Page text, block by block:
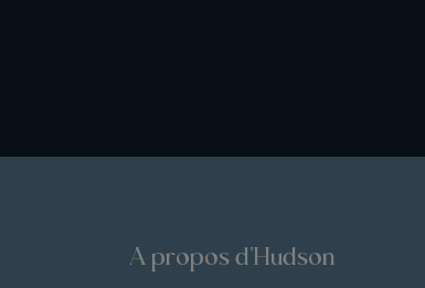
A propos d'Hudson